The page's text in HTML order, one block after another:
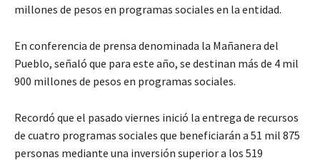
millones de pesos en programas sociales en la entidad.
En conferencia de prensa denominada la Mañanera del
Pueblo, señaló que para este año, se destinan más de 4 mil
900 millones de pesos en programas sociales.
Recordó que el pasado viernes inició la entrega de recursos
de cuatro programas sociales que beneficiarán a 51 mil 875
personas mediante una inversión superior a los 519